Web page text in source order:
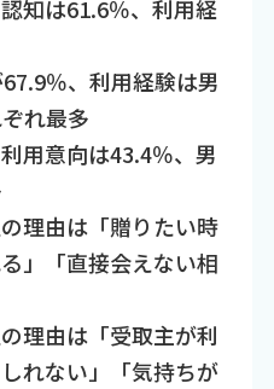
知は61.6％、利用経
％、利用経験は男
れ最多
意向は43.4％、男
由は「贈りたい時
」「直接会えない相
由は「受取主が利
れない」「気持ちが